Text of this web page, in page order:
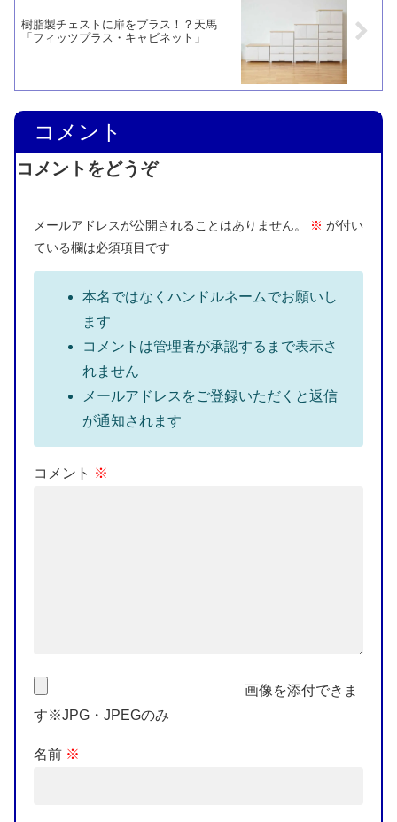
樹脂製チェストに扉をプラス！？天馬
「フィッツプラス・キャビネット」
コメント
コメントをどうぞ
メールアドレスが公開されることはありません。 ※ が付い
ている欄は必須項目です
本名ではなくハンドルネームでお願いし
ます
コメントは管理者が承認するまで表示さ
れません
メールアドレスをご登録いただくと返信
が通知されます
コメント ※
画像を添付できま
す※JPG・JPEGのみ
名前 ※